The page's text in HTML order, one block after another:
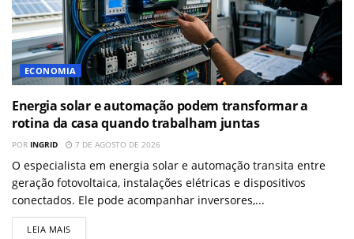
ECONOMIA
Energia solar e automação podem transformar a
rotina da casa quando trabalham juntas
POR INGRID 7 DE AGOSTO DE 2026
O especialista em energia solar e automação transita entre
geração fotovoltaica, instalações elétricas e dispositivos
conectados. Ele pode acompanhar inversores,...
LEIA MAIS